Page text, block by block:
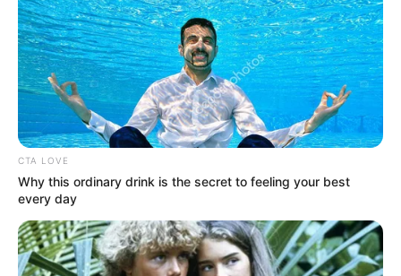
CTA LOVE
Why this ordinary drink is the secret to feeling your best
every day